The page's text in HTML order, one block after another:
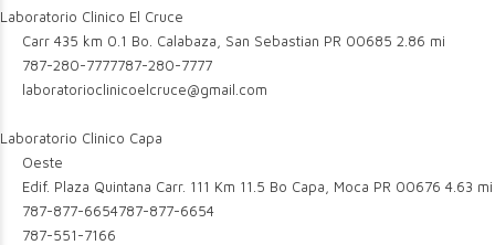
Laboratorio Clinico El Cruce
Carr 435 km 0.1 Bo. Calabaza, San Sebastian PR 00685 2.86 mi
787-280-7777787-280-7777
laboratorioclinicoelcruce@gmail.com
Laboratorio Clinico Capa
Oeste
Edif. Plaza Quintana Carr. 111 Km 11.5 Bo Capa, Moca PR 00676 4.63 mi
787-877-6654787-877-6654
787-551-7166